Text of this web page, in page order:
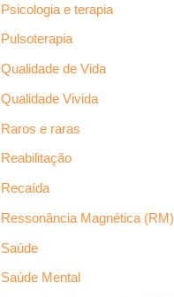
Psicologia e terapia
Pulsoterapia
Qualidade de Vida
Qualidade Vivida
Raros e raras
Reabilitação
Recaída
Ressonância Magnética (RM)
Saúde
Saúde Mental